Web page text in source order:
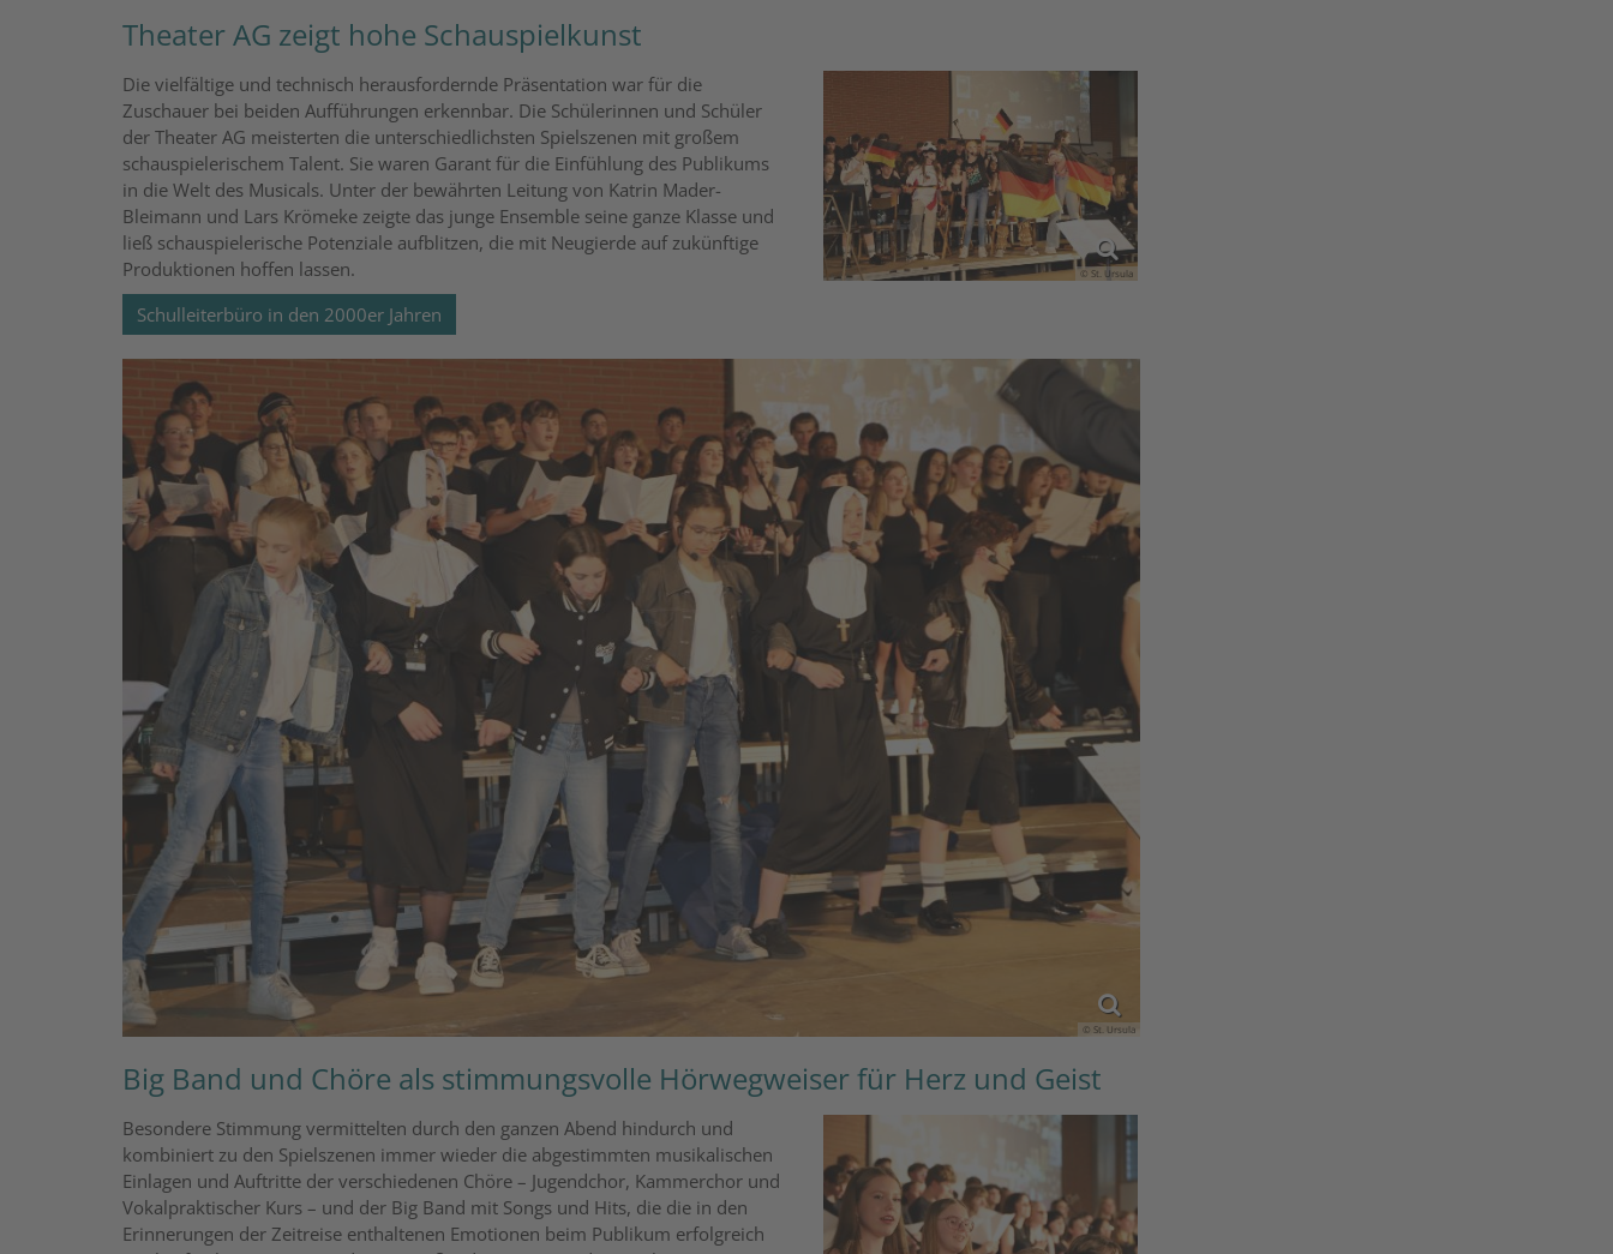
Theater AG zeigt hohe Schauspielkunst
© St. Ursula
Die vielfältige und technisch herausfordernde Präsentation war für die
Zuschauer bei beiden Aufführungen erkennbar. Die Schülerinnen und Schüler
der Theater AG meisterten die unterschiedlichsten Spielszenen mit großem
schauspielerischem Talent. Sie waren Garant für die Einfühlung des Publikums
in die Welt des Musicals. Unter der bewährten Leitung von Katrin Mader-
Bleimann und Lars Krömeke zeigte das junge Ensemble seine ganze Klasse und
ließ schauspielerische Potenziale aufblitzen, die mit Neugierde auf zukünftige
Produktionen hoffen lassen.
Schulleiterbüro in den 2000er Jahren
© St. Ursula
Big Band und Chöre als stimmungsvolle Hörwegweiser für Herz und Geist
Besondere Stimmung vermittelten durch den ganzen Abend hindurch und
kombiniert zu den Spielszenen immer wieder die abgestimmten musikalischen
Einlagen und Auftritte der verschiedenen Chöre – Jugendchor, Kammerchor und
Vokalpraktischer Kurs – und der Big Band mit Songs und Hits, die die in den
Erinnerungen der Zeitreise enthaltenen Emotionen beim Publikum erfolgreich